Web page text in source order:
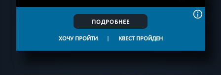
ПОДРОБНЕЕ
ХОЧУ ПРОЙТИ | КВЕСТ ПРОЙДЕН